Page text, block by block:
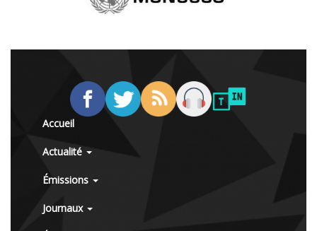
Accueil
Actualité
Émissions
Journaux